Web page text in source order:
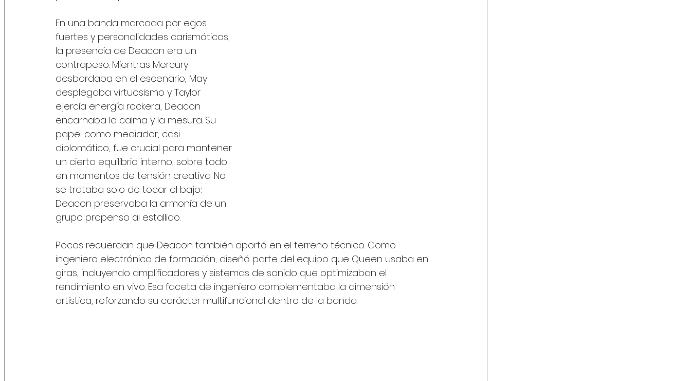
En una banda marcada por egos
fuertes y personalidades carismáticas,
la presencia de Deacon era un
contrapeso. Mientras Mercury
desbordaba en el escenario, May
desplegaba virtuosismo y Taylor
ejercía energía rockera, Deacon
encarnaba la calma y la mesura. Su
papel como mediador, casi
diplomático, fue crucial para mantener
un cierto equilibrio interno, sobre todo
en momentos de tensión creativa. No
se trataba solo de tocar el bajo:
Deacon preservaba la armonía de un
grupo propenso al estallido.
Pocos recuerdan que Deacon también aportó en el terreno técnico. Como
ingeniero electrónico de formación, diseñó parte del equipo que Queen usaba en
giras, incluyendo amplificadores y sistemas de sonido que optimizaban el
rendimiento en vivo. Esa faceta de ingeniero complementaba la dimensión
artística, reforzando su carácter multifuncional dentro de la banda.